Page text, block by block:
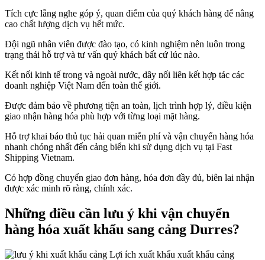
Tích cực lắng nghe góp ý, quan điểm của quý khách hàng để nâng
cao chất lượng dịch vụ hết mức.
Đội ngũ nhân viên được đào tạo, có kinh nghiệm nên luôn trong
trạng thái hỗ trợ và tư vấn quý khách bất cứ lúc nào.
Kết nối kinh tế trong và ngoài nước, dây nối liên kết hợp tác các
doanh nghiệp Việt Nam đến toàn thế giới.
Được đảm bảo về phương tiện an toàn, lịch trình hợp lý, điều kiện
giao nhận hàng hóa phù hợp với từng loại mặt hàng.
Hỗ trợ khai báo thủ tục hải quan miễn phí và vận chuyển hàng hóa
nhanh chóng nhất đến cảng biển khi sử dụng dịch vụ tại Fast
Shipping Vietnam.
Có hợp đồng chuyển giao đơn hàng, hóa đơn đầy đủ, biên lai nhận
được xác minh rõ ràng, chính xác.
Những điều cần lưu ý khi vận chuyển
hàng hóa xuất khẩu sang cảng Durres?